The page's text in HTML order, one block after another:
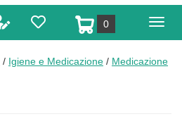
0prodotti
inseriti
/ Igiene e Medicazione / Medicazione